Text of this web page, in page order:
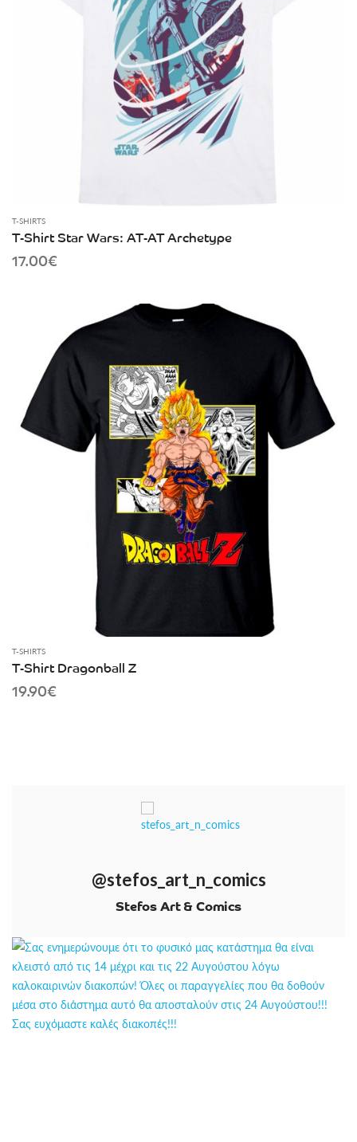
T-SHIRTS
T-Shirt Star Wars: AT-AT Archetype
17.00€
T-SHIRTS
T-Shirt Dragonball Z
19.90€
@stefos_art_n_comics
Stefos Art & Comics